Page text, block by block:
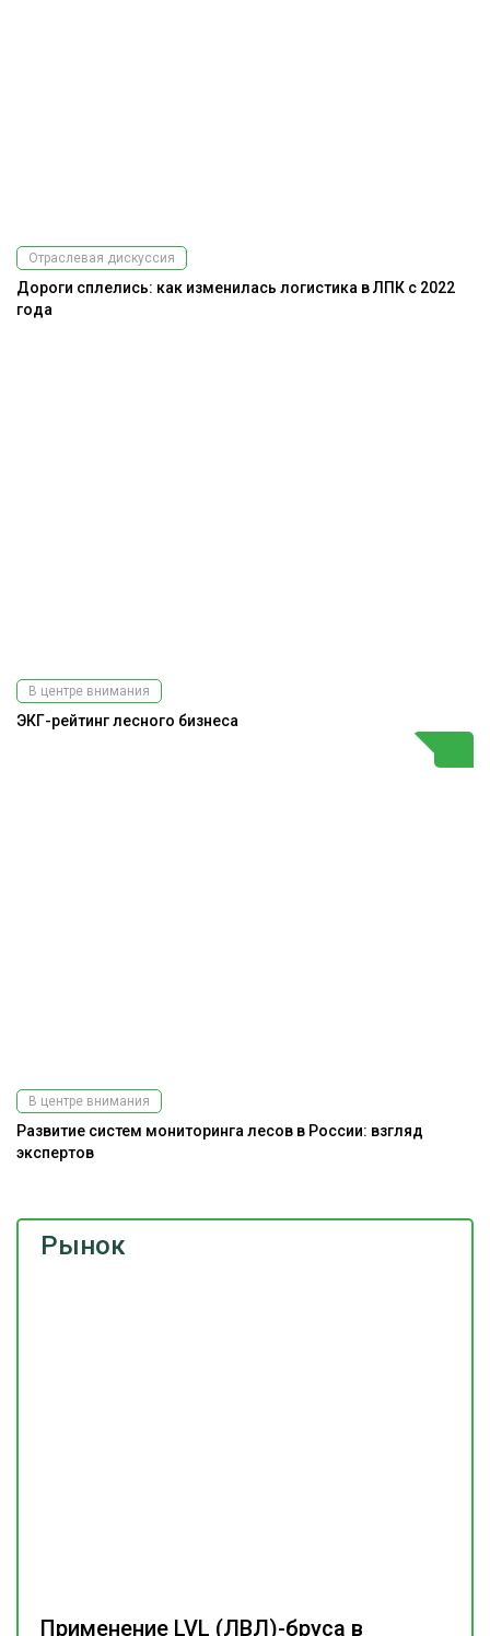
Рынок
Применение LVL (ЛВЛ)-бруса в
Отраслевая дискуссия
Дороги сплелись: как изменилась логистика в ЛПК с 2022
года
В центре внимания
ЭКГ-рейтинг лесного бизнеса
В центре внимания
Развитие систем мониторинга лесов в России: взгляд
экспертов